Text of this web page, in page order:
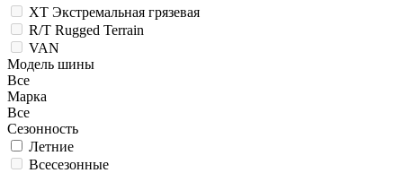
XT Экстремальная грязевая
R/T Rugged Terrain
VAN
Модель шины
Все
Марка
Все
Сезонность
Летние
Всесезонные